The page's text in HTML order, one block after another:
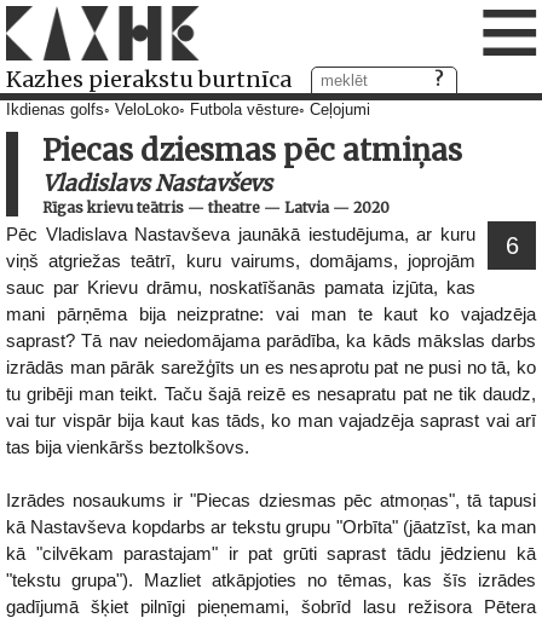
Kazhes pierakstu burtnīca ≡
Ikdienas golfs VeloLoko Futbola vēsture Ceļojumi
Piecas dziesmas pēc atmiņas
Vladislavs Nastavševs
Rīgas krievu teātris — theatre — Latvia— 2020
6
Pēc Vladislava Nastavševa jaunākā iestudējuma, ar kuru
viņš atgriežas teātrī, kuru vairums, domājams, joprojām
sauc par Krievu drāmu, noskatīšanās pamata izjūta, kas
mani pārņēma bija neizpratne: vai man te kaut ko vajadzēja
saprast? Tā nav neiedomājama parādība, ka kāds mākslas darbs
izrādās man pārāk sarežģīts un es nesaprotu pat ne pusi no tā, ko
tu gribēji man teikt. Taču šajā reizē es nesapratu pat ne tik daudz,
vai tur vispār bija kaut kas tāds, ko man vajadzēja saprast vai arī
tas bija vienkāršs beztolkšovs.
Izrādes nosaukums ir "Piecas dziesmas pēc atmoņas", tā tapusi
kā Nastavševa kopdarbs ar tekstu grupu "Orbīta" (jāatzīst, ka man
kā "cilvēkam parastajam" ir pat grūti saprast tādu jēdzienu kā
"tekstu grupa"). Mazliet atkāpjoties no tēmas, kas šīs izrādes
gadījumā šķiet pilnīgi pieņemami, šobrīd lasu režisora Pētera